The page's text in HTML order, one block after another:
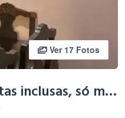
Ver 17 Fotos
quarto individual contas inclusas, só mulheres